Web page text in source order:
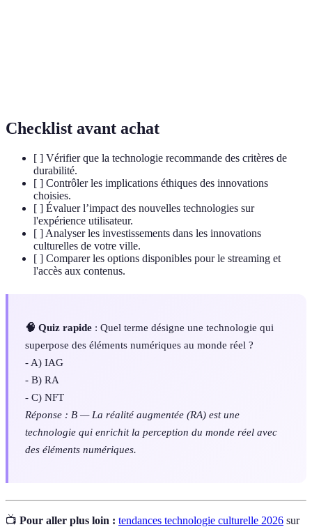
Checklist avant achat
[ ] Vérifier que la technologie recommande des critères de
durabilité.
[ ] Contrôler les implications éthiques des innovations
choisies.
[ ] Évaluer l’impact des nouvelles technologies sur
l'expérience utilisateur.
[ ] Analyser les investissements dans les innovations
culturelles de votre ville.
[ ] Comparer les options disponibles pour le streaming et
l'accès aux contenus.
🧠 Quiz rapide : Quel terme désigne une technologie qui
superpose des éléments numériques au monde réel ?
- A) IAG
- B) RA
- C) NFT
Réponse : B — La réalité augmentée (RA) est une
technologie qui enrichit la perception du monde réel avec
des éléments numériques.
📺 Pour aller plus loin : tendances technologie culturelle 2026 sur